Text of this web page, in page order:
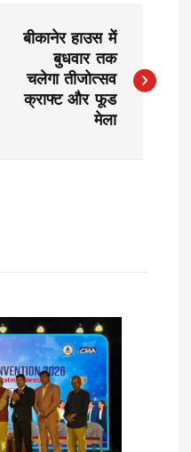
बीकानेर हाउस में
बुधवार तक
चलेगा तीजोत्सव
क्राफ्ट और फूड
मेला